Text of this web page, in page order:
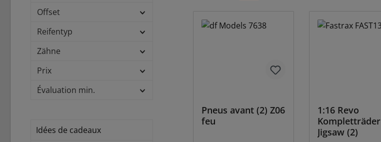
Offset
Reifentyp
Zähne
Prix
Évaluation min.
Idées de cadeaux
Pneus avant (2) Z06
feu
1:16 Revo
Kompletträder
Jigsaw (2)